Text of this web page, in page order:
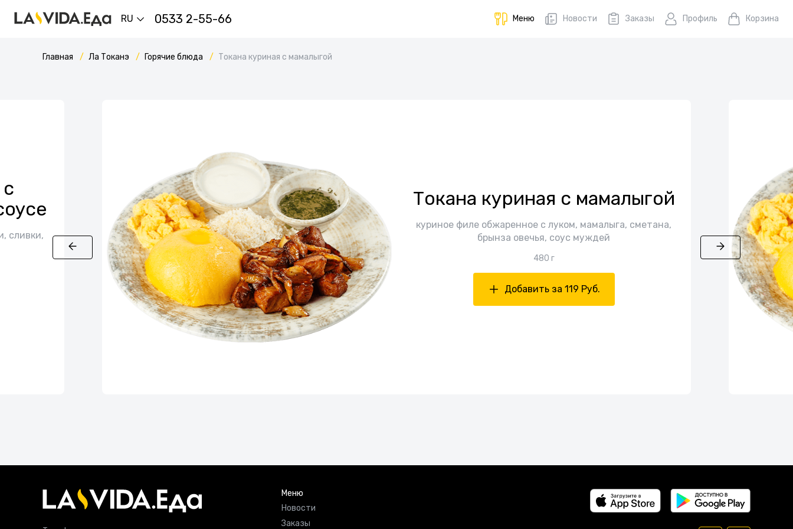
RU 0533 2-55-66 Меню Новости Заказы Профиль Корзина
Главная Ла Токанэ Горячие блюда Токана куриная с мамалыгой
сливки,
Токана куриная с мамалыгой
куриное филе обжаренное с луком, мамалыга, сметана,
брынза овечья, соус муждей
480 г
Добавить за 119 Руб.
Меню
Новости
Заказы